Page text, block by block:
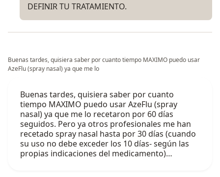
DEFINIR TU TRATAMIENTO.
Buenas tardes, quisiera saber por cuanto tiempo MAXIMO puedo usar
AzeFlu (spray nasal) ya que me lo
Buenas tardes, quisiera saber por cuanto
tiempo MAXIMO puedo usar AzeFlu (spray
nasal) ya que me lo recetaron por 60 días
seguidos. Pero ya otros profesionales me han
recetado spray nasal hasta por 30 días (cuando
su uso no debe exceder los 10 días- según las
propias indicaciones del medicamento)…